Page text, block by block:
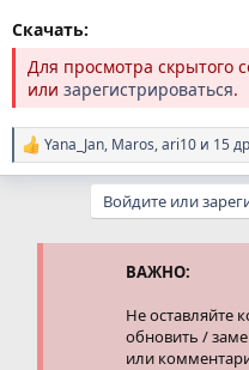
Скачать:
Для просмотра скрытого
или зарегистрироваться.
Р
е
Yana_Jan, Maros,ari10 и 15
Войдите или
ВАЖНО:
Не оставляйте
обновить /
или